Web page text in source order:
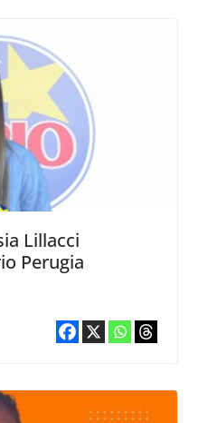
Lillacci
Perugia